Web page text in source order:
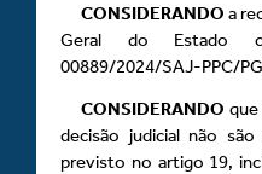
CONSIDERANDO a
Geral do Estado
00889/2024/SAJ-PPC/
CONSIDERANDO
decisão judicial não
previsto no artigo 19,